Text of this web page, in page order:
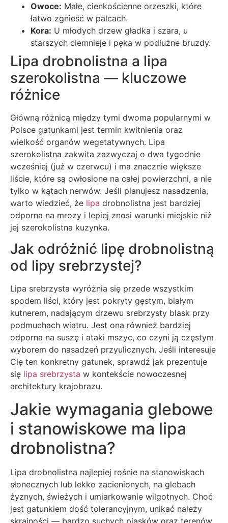
Owoce: Małe, cienkościenne orzeszki, które
łatwo zgnieść w palcach.
Kora: U młodych drzew gładka i szara, u
starszych ciemnieje i pęka w podłużne bruzdy.
Lipa drobnolistna a lipa
szerokolistna — kluczowe
różnice
Główną różnicą między tymi dwoma popularnymi w
Polsce gatunkami jest termin kwitnienia oraz
wielkość organów wegetatywnych. Lipa
szerokolistna zakwita zazwyczaj o dwa tygodnie
wcześniej (już w czerwcu) i ma znacznie większe
liście, które są owłosione na całej powierzchni, a nie
tylko w kątach nerwów. Jeśli planujesz nasadzenia,
warto wiedzieć, że lipa drobnolistna jest bardziej
odporna na mrozy i lepiej znosi warunki miejskie niż
jej szerokolistna kuzynka.
Jak odróżnić lipę drobnolistną
od lipy srebrzystej?
Lipa srebrzysta wyróżnia się przede wszystkim
spodem liści, który jest pokryty gęstym, białym
kutnerem, nadającym drzewu srebrzysty blask przy
podmuchach wiatru. Jest ona również bardziej
odporna na suszę i ataki mszyc, co czyni ją częstym
wyborem do nasadzeń przyulicznych. Jeśli interesuje
Cię ten konkretny gatunek, sprawdź jak prezentuje
się lipa srebrzysta w kontekście nowoczesnej
architektury krajobrazu.
Jakie wymagania glebowe
i stanowiskowe ma lipa
drobnolistna?
Lipa drobnolistna najlepiej rośnie na stanowiskach
słonecznych lub lekko zacienionych, na glebach
żyznych, świeżych i umiarkowanie wilgotnych. Choć
jest gatunkiem dość tolerancyjnym, unikać należy
skrajności — bardzo suchych piasków oraz terenów